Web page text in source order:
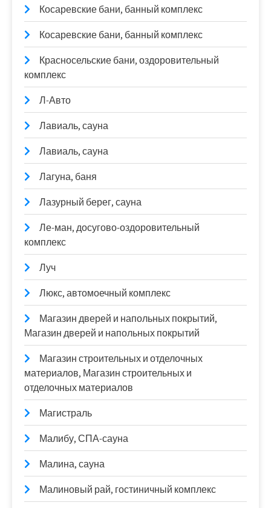
Косаревские бани, банный комплекс
Косаревские бани, банный комплекс
Красносельские бани, оздоровительный
комплекс
Л-Авто
Лавиаль, сауна
Лавиаль, сауна
Лагуна, баня
Лазурный берег, сауна
Ле-ман, досугово-оздоровительный
комплекс
Луч
Люкс, автомоечный комплекс
Магазин дверей и напольных покрытий,
Магазин дверей и напольных покрытий
Магазин строительных и отделочных
материалов, Магазин строительных и
отделочных материалов
Магистраль
Малибу, СПА-сауна
Малина, сауна
Малиновый рай, гостиничный комплекс